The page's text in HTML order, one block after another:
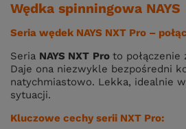
Wędka spinningowa
Seria wędek NAYS NXT Pro –
Seria NAYS NXT Pro to połączenie
Daje ona niezwykle bezpośredni
natychmiastowo. Lekka, idealnie
sytuacji.
Kluczowe cechy serii NXT Pro: